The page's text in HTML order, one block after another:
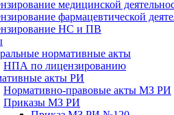
медицинской
фармацевтической
НС и ПВ
нормативные акты
НПА по лицензированию
акты РИ
Нормативно-правовые акты МЗ РИ
Приказы МЗ РИ